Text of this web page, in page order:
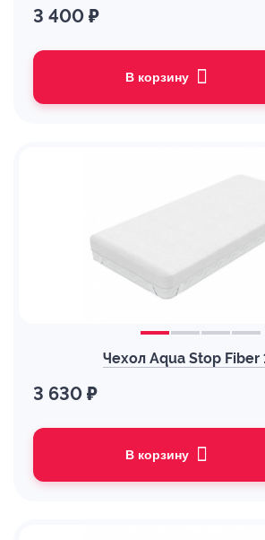
3 400 ₽
В корзину
Чехол Aqua Stop Fiber
3 630 ₽
В корзину